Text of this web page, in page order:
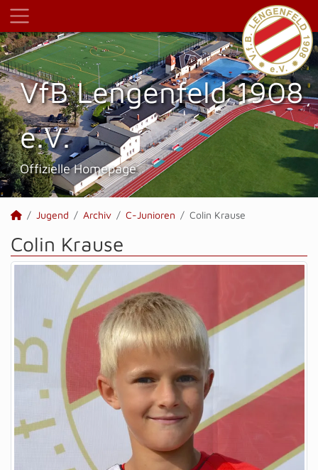
VfB Lengenfeld 1908
e.V.
Offizielle Homepage
Jugend Archiv C-Junioren Colin Krause
Colin Krause